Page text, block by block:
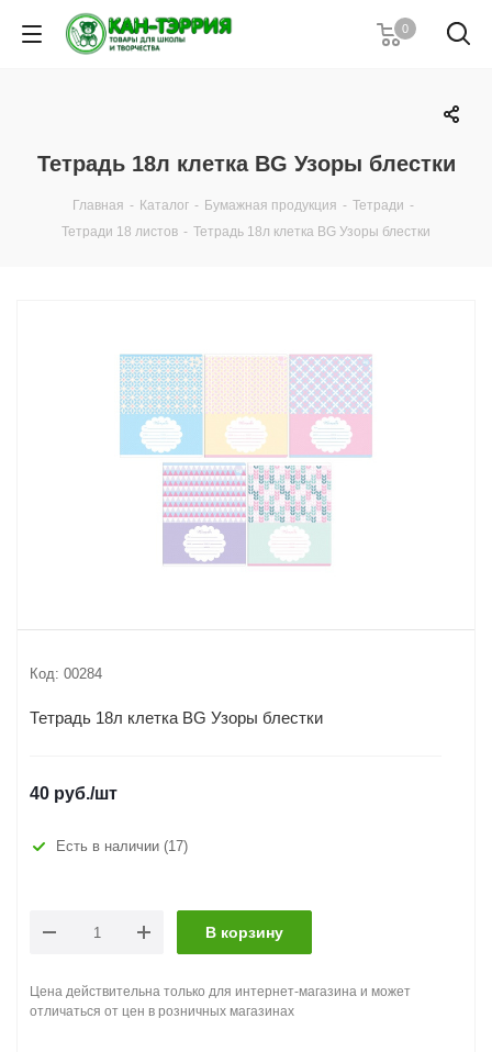
0
Тетрадь 18л клетка BG Узоры блестки
Главная - Каталог - Бумажная продукция - Тетради -
Тетради 18 листов - Тетрадь 18л клетка BG Узоры блестки
Код: 00284
Тетрадь 18л клетка BG Узоры блестки
40 руб./шт
Есть в наличии (17)
В корзину
Цена действительна только для интернет-магазина и может
отличаться от цен в розничных магазинах